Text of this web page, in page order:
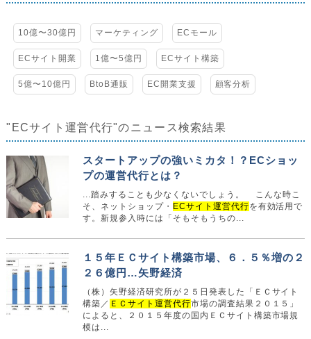
10億〜30億円 マーケティング ECモール
ECサイト開業 1億〜5億円 ECサイト構築
5億〜10億円 BtoB通販 EC開業支援 顧客分析
"ECサイト運営代行"のニュース検索結果
スタートアップの強いミカタ！？ECショッ
プの運営代行とは？
...踏みすることも少なくないでしょう。 こんな時こ
そ、ネットショップ・ ECサイト運営代行を有効活用で
す。新規参入時には「そもそもうちの...
１５年ＥＣサイト構築市場、６．５％増の２
２６億円…矢野経済
（株）矢野経済研究所が２５日発表した「ＥＣサイト
構築／ ＥＣサイト運営代行市場の調査結果２０１５」
によると、２０１５年度の国内ＥＣサイト構築市場規
模は...